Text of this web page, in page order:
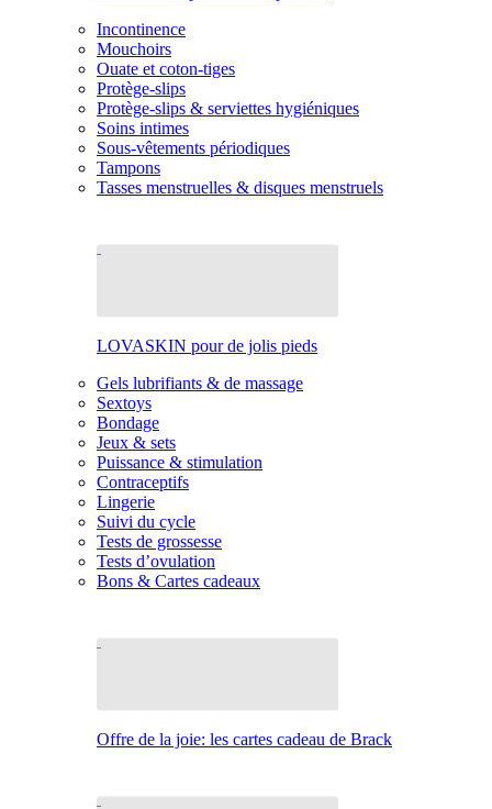
Incontinence
Mouchoirs
Ouate et coton-tiges
Protège-slips
Protège-slips & serviettes hygiéniques
Soins intimes
Sous-vêtements périodiques
Tampons
Tasses menstruelles & disques menstruels
LOVASKIN pour de jolis pieds
Gels lubrifiants & de massage
Sextoys
Bondage
Jeux & sets
Puissance & stimulation
Contraceptifs
Lingerie
Suivi du cycle
Tests de grossesse
Tests d’ovulation
Bons & Cartes cadeaux
Offre de la joie: les cartes cadeau de Brack